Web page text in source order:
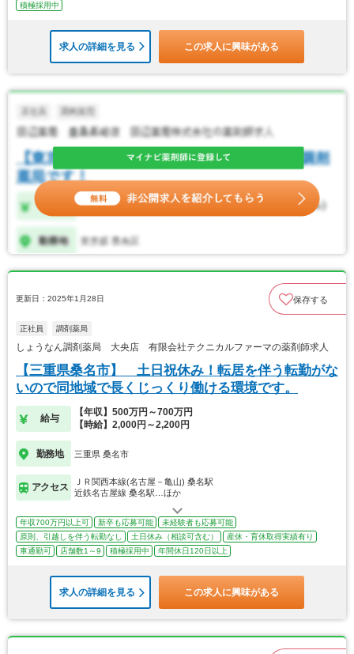
積極採用中
求人の詳細を見る この求人に興味がある
更新日：2025年1月28日 保存する
正社員 調剤薬局
しょうなん調剤薬局 大央店 有限会社テクニカルファーマの薬剤師求人
【三重県桑名市】 土日祝休み！転居を伴う転勤がな
いので同地域で長くじっくり働ける環境です。
給与
【年収】500万円～700万円
【時給】2,000円～2,200円
勤務地 三重県 桑名市
アクセス
ＪＲ関西本線(名古屋－亀山) 桑名駅
近鉄名古屋線 桑名駅…ほか
年収700万円以上可 新卒も応募可能
未経験者も応募可能
原則、引越しを伴う転勤なし
土日休み（相談可含む）
産休・育休取得実績有り
車通勤可
店舗数1～9 積極採用中 年間休日120日以上
求人の詳細を見る この求人に興味がある